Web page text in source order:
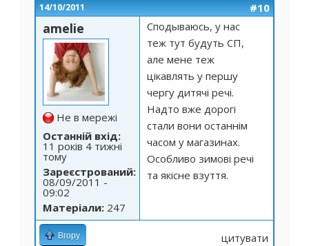
14/10/2011 #10
amelie
Не в мережі
Останній вхід:
11 років 4 тижні
тому
Зареєстрований:
08/09/2011 -
09:02
Матеріали: 247
Сподываюсь, у нас
теж тут будуть СП,
але мене теж
цікавлять у першу
чергу дитячі речі.
Надто вже дорогі
стали вони останнім
часом у магазинах.
Особливо зимові речі
та якісне взуття.
Вгору цитувати